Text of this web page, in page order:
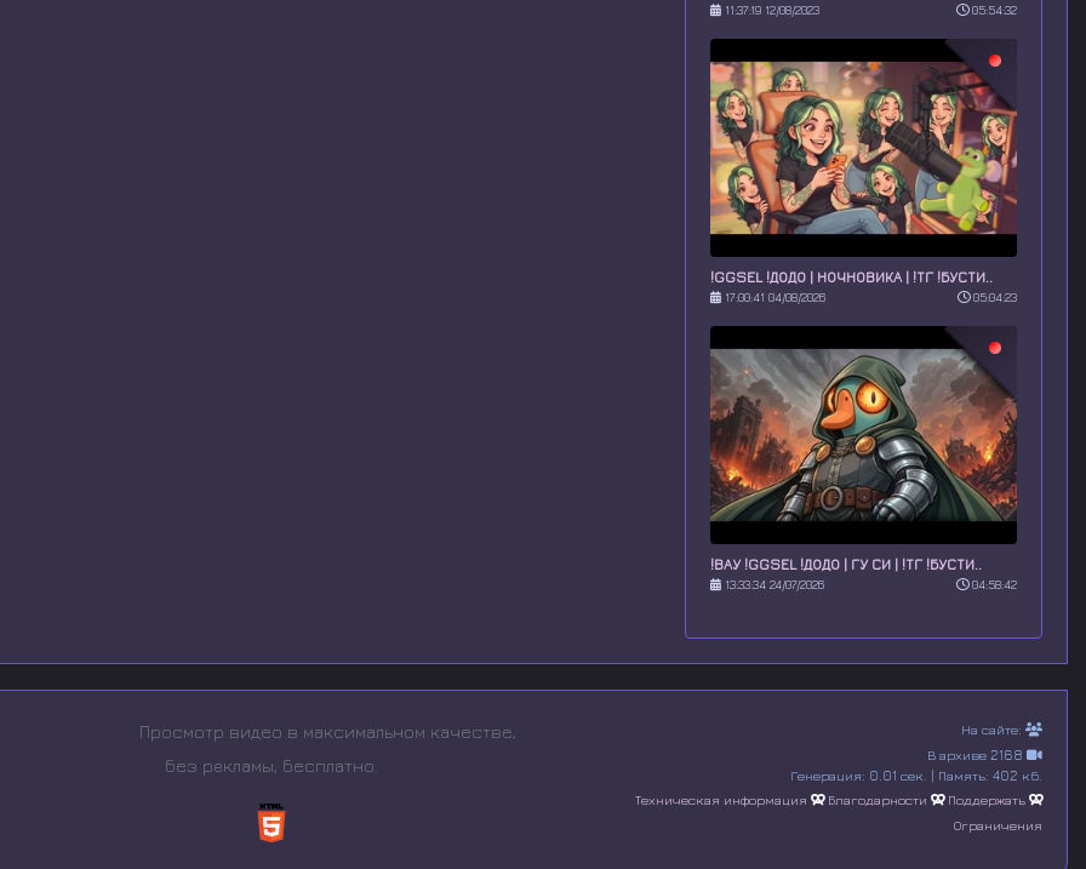
11:37:19 12/08/2023 05:54:32
!GGSEL !ДОДО | НОЧНОВИКА | !ТГ !БУСТИ..
17:00:41 04/08/2026 05:04:23
!ВАУ !GGSEL !ДОДО | ГУ СИ | !ТГ !БУСТИ..
13:33:34 24/07/2026 04:58:42
Просмотр видео в максимальном качестве,
без рeкламы, бесплатно.
На сайте:
В архиве 2168
Генерация: 0.01 сек. | Память: 402 кб.
Техническая информация
Благодарности
Поддержать
Ограничения